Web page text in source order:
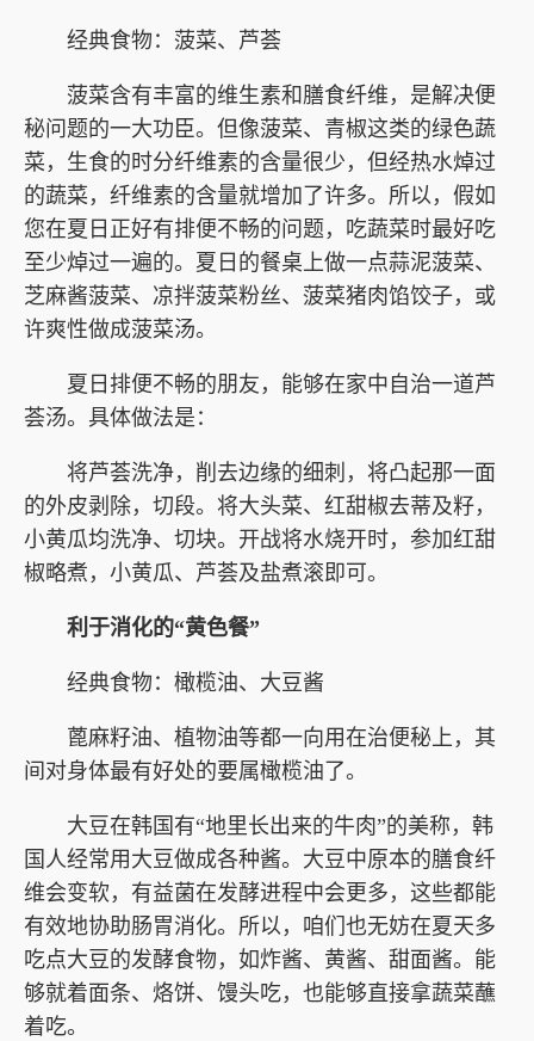
经典食物：菠菜、芦荟
菠菜含有丰富的维生素和膳食纤维，是解决便
秘问题的一大功臣。但像菠菜、青椒这类的绿色蔬
菜，生食的时分纤维素的含量很少，但经热水焯过
的蔬菜，纤维素的含量就增加了许多。所以，假如
您在夏日正好有排便不畅的问题，吃蔬菜时最好吃
至少焯过一遍的。夏日的餐桌上做一点蒜泥菠菜、
芝麻酱菠菜、凉拌菠菜粉丝、菠菜猪肉馅饺子，或
许爽性做成菠菜汤。
夏日排便不畅的朋友，能够在家中自治一道芦
荟汤。具体做法是：
将芦荟洗净，削去边缘的细刺，将凸起那一面
的外皮剥除，切段。将大头菜、红甜椒去蒂及籽，
小黄瓜均洗净、切块。开战将水烧开时，参加红甜
椒略煮，小黄瓜、芦荟及盐煮滚即可。
利于消化的“黄色餐”
经典食物：橄榄油、大豆酱
蓖麻籽油、植物油等都一向用在治便秘上，其
间对身体最有好处的要属橄榄油了。
大豆在韩国有“地里长出来的牛肉”的美称，韩
国人经常用大豆做成各种酱。大豆中原本的膳食纤
维会变软，有益菌在发酵进程中会更多，这些都能
有效地协助肠胃消化。所以，咱们也无妨在夏天多
吃点大豆的发酵食物，如炸酱、黄酱、甜面酱。能
够就着面条、烙饼、馒头吃，也能够直接拿蔬菜蘸
着吃。